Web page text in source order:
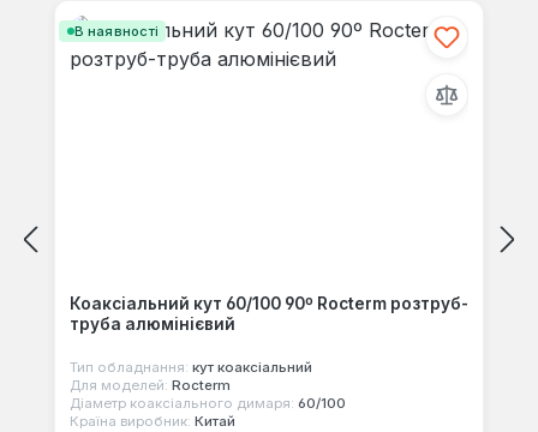
В наявності
Коаксіальний кут 60/100 90º Rocterm розтруб-
труба алюмінієвий
Тип обладнання: кут коаксіальний
Для моделей: Rocterm
Діаметр коаксіального димаря: 60/100
Країна виробник: Китай